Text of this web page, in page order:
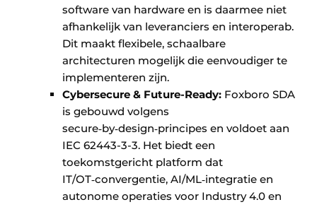
software van hardware en is daarmee niet
afhankelijk van leveranciers en interoperab.
Dit maakt flexibele, schaalbare
architecturen mogelijk die eenvoudiger te
implementeren zijn.
Cybersecure & Future-Ready: Foxboro SDA
is gebouwd volgens
secure‑by‑design‑principes en voldoet aan
IEC 62443-3-3. Het biedt een
toekomstgericht platform dat
IT/OT‑convergentie, AI/ML‑integratie en
autonome operaties voor Industry 4.0 en